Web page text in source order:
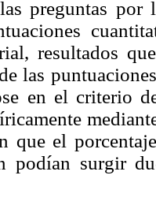
preguntas
resultados
las
en el criterio
que el
podían surgir